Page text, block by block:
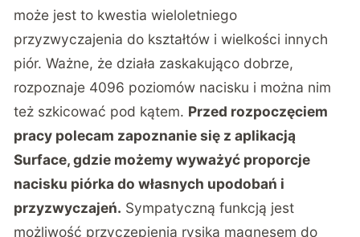
może jest to kwestia wieloletniego
przyzwyczajenia do kształtów i wielkości innych
piór. Ważne, że działa zaskakująco dobrze,
rozpoznaje 4096 poziomów nacisku i można nim
też szkicować pod kątem. Przed rozpoczęciem
pracy polecam zapoznanie się z aplikacją
Surface, gdzie możemy wyważyć proporcje
nacisku piórka do własnych upodobań i
przyzwyczajeń. Sympatyczną funkcją jest
możliwość przyczepienia rysika magnesem do